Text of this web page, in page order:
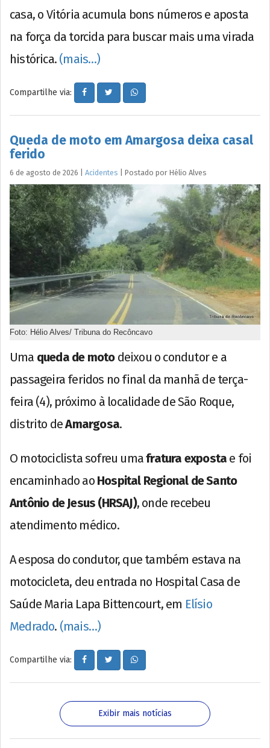
casa, o Vitória acumula bons números e aposta
na força da torcida para buscar mais uma virada
histórica. (mais…)
Compartilhe via:
Queda de moto em Amargosa deixa casal
ferido
6 de agosto de 2026 Acidentes Postado por Hélio Alves
Foto: Hélio Alves/ Tribuna do Recôncavo
Uma queda de motodeixou o condutor e a
passageira feridos no final da manhã de terça-
feira (4), próximo à localidade de São Roque,
distrito deAmargosa.
O motociclista sofreu umafratura exposta e foi
encaminhado ao Hospital Regional de Santo
Antônio de Jesus (HRSAJ), onde recebeu
atendimento médico.
A esposa do condutor, que também estava na
motocicleta, deu entrada no Hospital Casa de
Saúde Maria Lapa Bittencourt, em Elísio
Medrado. (mais…)
Compartilhe via:
Exibir mais notícias